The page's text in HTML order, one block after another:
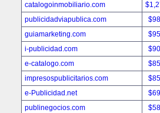
catalogoinmobiliario.com
publicidadviapublica.com
guiamarketing.com
i-publicidad.com
e-catalogo.com
impresospublicitarios.com
e-Publicidad.net
publinegocios.com